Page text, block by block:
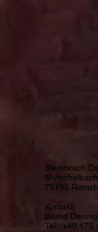
Steinbruch
75196
Kontakt:
Bernd Dennig
Tel.: +49 176